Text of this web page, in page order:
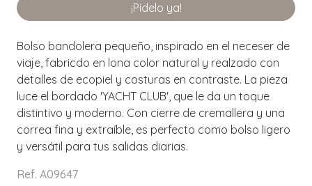
¡Pídelo ya!
Bolso bandolera pequeño, inspirado en el neceser de
viaje, fabricdo en lona color natural y realzado con
detalles de ecopiel y costuras en contraste. La pieza
luce el bordado 'YACHT CLUB', que le da un toque
distintivo y moderno. Con cierre de cremallera y una
correa fina y extraíble, es perfecto como bolso ligero
y versátil para tus salidas diarias.
Ref. A09647